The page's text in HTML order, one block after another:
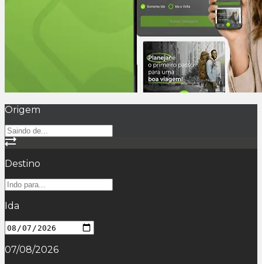
Origem
Destino
Ida
07/08/2026